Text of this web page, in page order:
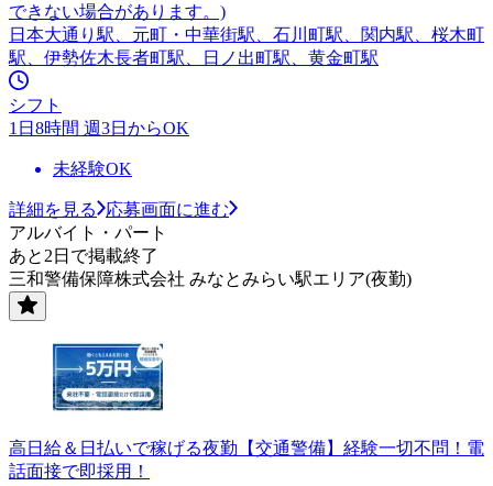
できない場合があります。)
日本大通り駅、元町・中華街駅、石川町駅、関内駅、桜木町
駅、伊勢佐木長者町駅、日ノ出町駅、黄金町駅
シフト
1日8時間 週3日からOK
未経験OK
詳細を見る
応募画面に進む
アルバイト・パート
あと2日で掲載終了
三和警備保障株式会社 みなとみらい駅エリア(夜勤)
高日給＆日払いで稼げる夜勤【交通警備】経験一切不問！電
話面接で即採用！